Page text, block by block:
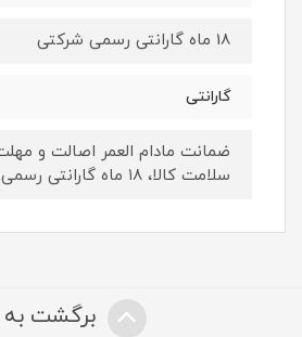
18 ماه گارانتی رسمی شرکتی
گارانتی
سلامت کالا، ۱۸ ماه گارانتی رسمی شرکتی گریمن
برگشت به